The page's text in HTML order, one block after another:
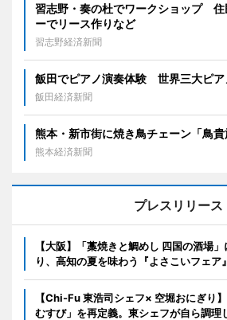
習志野・奏の杜でワークショップ 住
ーでリース作りなど
習志野経済新聞
飯田でピアノ演奏体験 世界三大ピア
飯田経済新聞
熊本・新市街に焼き鳥チェーン「鳥
熊本経済新聞
プレスリリース
【大阪】「藁焼きと鯛めし 四国の酒場
り、高知の夏を味わう『よさこいフェア
【Chi-Fu 東浩司シェフ× 空堀おにぎり
むすび」を再定義。東シェフが自ら調理